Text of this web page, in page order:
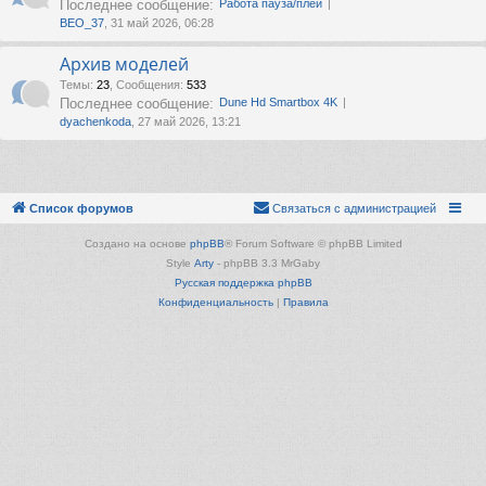
Последнее сообщение: Работа пауза/плей
ВЕО_37 , 31 май 2026, 06:28
Архив моделей
Темы: 23 Сообщения: 533
Последнее сообщение: Dune Hd Smartbox 4K
dyachenkoda , 27 май 2026, 13:21
Список форумов Связаться с администрацией
Создано на основе phpBB® Forum Software © phpBB Limited
Style Arty - phpBB 3.3 MrGaby
Русская поддержка phpBB
Конфиденциальность| Правила